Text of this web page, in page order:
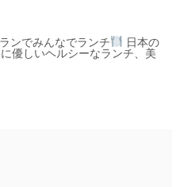
ンでみんなでランチ
日本の
優しいヘルシーなランチ、美